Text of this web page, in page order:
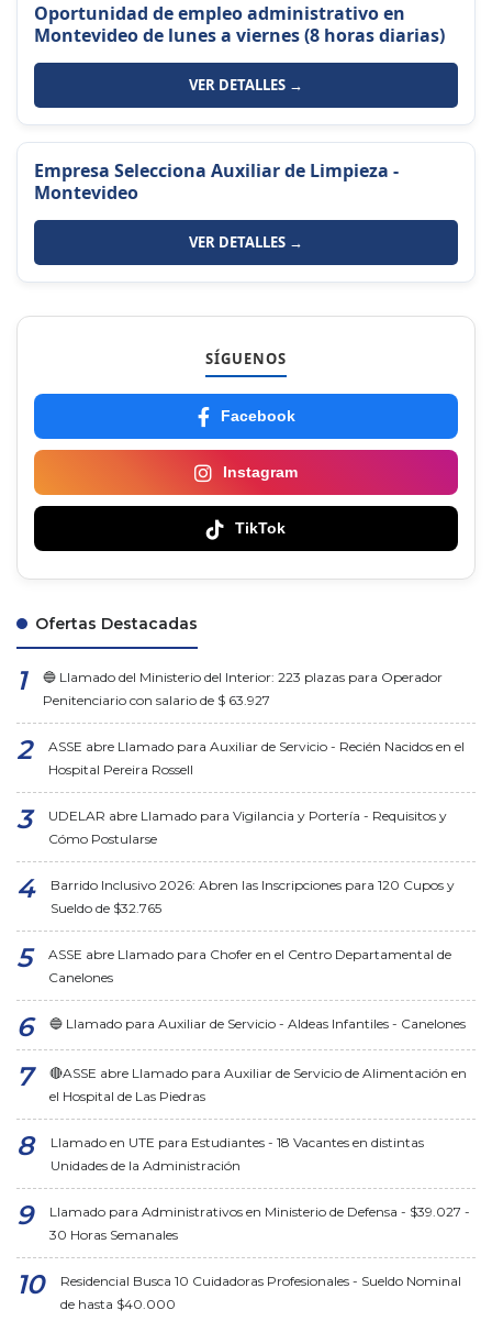
Oportunidad de empleo administrativo en
Montevideo de lunes a viernes (8 horas diarias)
VER DETALLES →
Empresa Selecciona Auxiliar de Limpieza -
Montevideo
VER DETALLES →
SÍGUENOS
Facebook
Instagram
TikTok
Ofertas Destacadas
🔵 Llamado del Ministerio del Interior: 223 plazas para Operador
Penitenciario con salario de $ 63.927
ASSE abre Llamado para Auxiliar de Servicio - Recién Nacidos en el
Hospital Pereira Rossell
UDELAR abre Llamado para Vigilancia y Portería - Requisitos y
Cómo Postularse
Barrido Inclusivo 2026: Abren las Inscripciones para 120 Cupos y
Sueldo de $32.765
ASSE abre Llamado para Chofer en el Centro Departamental de
Canelones
🔵 Llamado para Auxiliar de Servicio - Aldeas Infantiles - Canelones
🔴ASSE abre Llamado para Auxiliar de Servicio de Alimentación en
el Hospital de Las Piedras
Llamado en UTE para Estudiantes - 18 Vacantes en distintas
Unidades de la Administración
Llamado para Administrativos en Ministerio de Defensa - $39.027 -
30 Horas Semanales
Residencial Busca 10 Cuidadoras Profesionales - Sueldo Nominal
de hasta $40.000